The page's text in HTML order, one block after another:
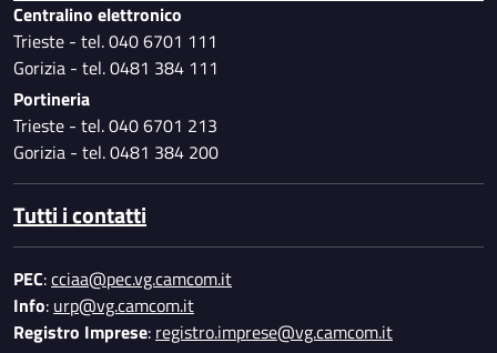
Centralino elettronico
Trieste - tel. 040 6701 111
Gorizia - tel. 0481 384 111
Portineria
Trieste - tel. 040 6701 213
Gorizia - tel. 0481 384 200
Tutti i contatti
PEC:cciaa@pec.vg.camcom.it
Info: urp@vg.camcom.it
Registro Imprese: registro.imprese@vg.camcom.it